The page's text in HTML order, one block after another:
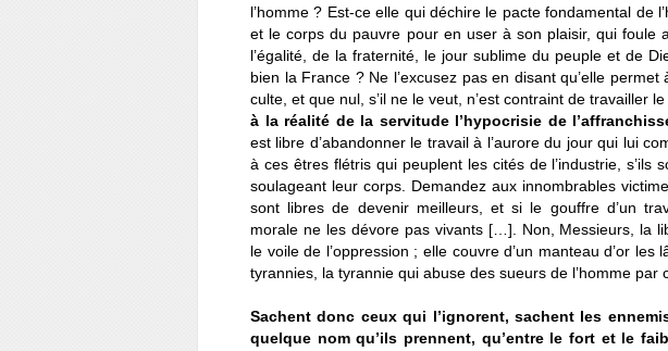
l’homme ? Est-ce elle qui déchire le pacte fondamental de
et le corps du pauvre pour en user à son plaisir, qui foule
l’égalité, de la fraternité, le jour sublime du peuple et de
bien la France ? Ne l’excusez pas en disant qu’elle
culte, et que nul, s’il ne le veut, n’est contraint de travailler
à la réalité de la servitude l’hypocrisie de
est libre d’abandonner le travail à l’aurore du jour qui lui
à ces êtres flétris qui peuplent les cités de l’industrie, s’ils
soulageant leur corps. Demandez aux innombrables
sont libres de devenir meilleurs, et si le gouffre d’un
morale ne les dévore pas vivants […]. Non, Messieurs, la
le voile de l’oppression ; elle couvre d’un manteau d’or
tyrannies, la tyrannie qui abuse des sueurs de l’homme par
Sachent donc ceux qui l’ignorent, sachent les
quelque nom qu’ils prennent, qu’entre le fort et le